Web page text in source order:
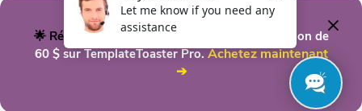
Français
🌟 Réduction du jour - Bénéficiez d'une réduction de
60 $ sur TemplateToaster Pro. Achetez maintenant
➔